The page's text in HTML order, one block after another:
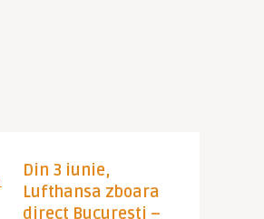
Din 3 iunie,
Lufthansa zboara
direct Bucuresti –